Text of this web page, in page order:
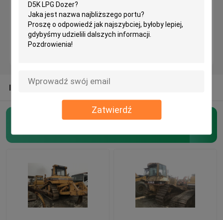
Zatwierdź
Używane maszyny budowlane KOMATSU Bulldozer
Używana koparka CAT
Używane ładowarki KOMATSU
INNE KATEGORIE OD NAS